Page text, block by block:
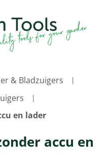
& Bladzuigers
en lader
accu en